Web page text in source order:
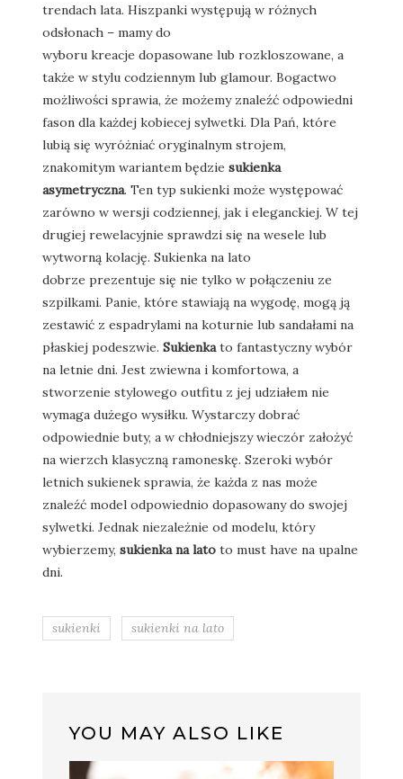
trendach lata. Hiszpanki występują w różnych
odsłonach – mamy do
wyboru kreacje dopasowane lub rozkloszowane, a
także w stylu codziennym lub glamour. Bogactwo
możliwości sprawia, że możemy znaleźć odpowiedni
fason dla każdej kobiecej sylwetki. Dla Pań, które
lubią się wyróżniać oryginalnym strojem,
znakomitym wariantem będzie sukienka
asymetryczna. Ten typ sukienki może występować
zarówno w wersji codziennej, jak i eleganckiej. W tej
drugiej rewelacyjnie sprawdzi się na wesele lub
wytworną kolację. Sukienka na lato
dobrze prezentuje się nie tylko w połączeniu ze
szpilkami. Panie, które stawiają na wygodę, mogą ją
zestawić z espadrylami na koturnie lub sandałami na
płaskiej podeszwie. Sukienka to fantastyczny wybór
na letnie dni. Jest zwiewna i komfortowa, a
stworzenie stylowego outfitu z jej udziałem nie
wymaga dużego wysiłku. Wystarczy dobrać
odpowiednie buty, a w chłodniejszy wieczór założyć
na wierzch klasyczną ramoneskę. Szeroki wybór
letnich sukienek sprawia, że każda z nas może
znaleźć model odpowiednio dopasowany do swojej
sylwetki. Jednak niezależnie od modelu, który
wybierzemy, sukienka na lato to must have na upalne
dni.
sukienki sukienki na lato
YOU MAY ALSO LIKE